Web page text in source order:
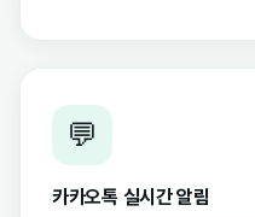
💬
카카오톡 실시간 알림